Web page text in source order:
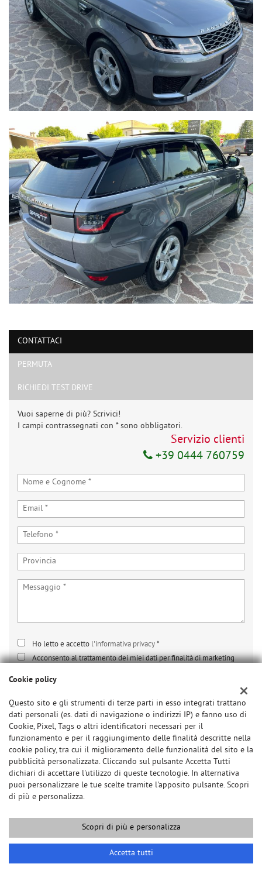
CONTATTACI
PERMUTA
RICHIEDI TEST DRIVE
Vuoi saperne di più? Scrivici!
I campi contrassegnati con * sono obbligatori.
Servizio clienti
+39 0444 760759
Ho letto e accetto l'informativa privacy*
Acconsento al trattamento dei miei dati per finalità di marketing
ULTIMI ARRIVI
€ 73.800
Cookie policy
Questo sito e gli strumenti di terze parti in esso integrati trattano
dati personali (es. dati di navigazione o indirizzi IP) e fanno uso di
Cookie, Pixel, Tags o altri identificatori necessari per il
funzionamento e per il raggiungimento delle finalità descritte nella
cookie policy, tra cui il miglioramento delle funzionalità del sito e la
pubblicità personalizzata. Cliccando sul pulsante Accetta Tutti
dichiari di accettare l'utilizzo di queste tecnologie. In alternativa
puoi personalizzare le tue scelte tramite l'apposito pulsante. Scopri
di più e personalizza.
Scopri di più e personalizza
Accetta tutti